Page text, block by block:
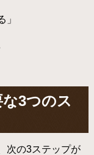
3つのス
次の3ステップが